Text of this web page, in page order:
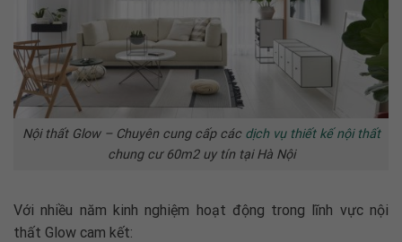
Nội thất Glow – Chuyên cung cấp các dịch vụ thiết kế nội thất
chung cư 60m2 uy tín tại Hà Nội
Với nhiều năm kinh nghiệm hoạt động trong lĩnh vực nội
thất Glow cam kết: